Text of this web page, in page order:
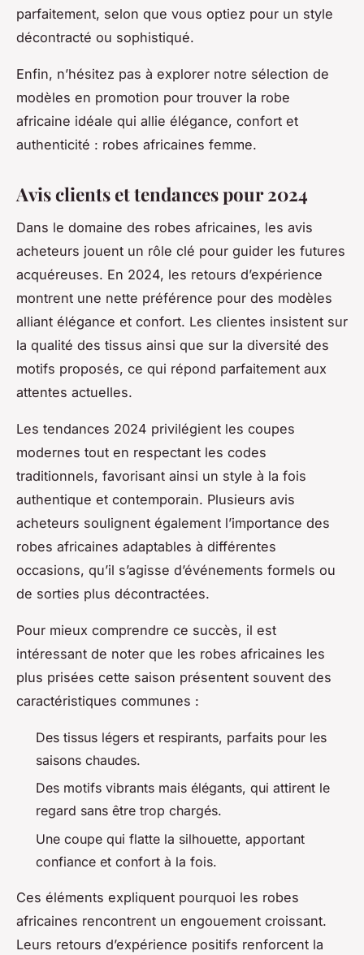
parfaitement, selon que vous optiez pour un style
décontracté ou sophistiqué.
Enfin, n’hésitez pas à explorer notre sélection de
modèles en promotion pour trouver la robe
africaine idéale qui allie élégance, confort et
authenticité : robes africaines femme.
Avis clients et tendances pour 2024
Dans le domaine des robes africaines, les avis
acheteurs jouent un rôle clé pour guider les futures
acquéreuses. En 2024, les retours d’expérience
montrent une nette préférence pour des modèles
alliant élégance et confort. Les clientes insistent sur
la qualité des tissus ainsi que sur la diversité des
motifs proposés, ce qui répond parfaitement aux
attentes actuelles.
Les tendances 2024 privilégient les coupes
modernes tout en respectant les codes
traditionnels, favorisant ainsi un style à la fois
authentique et contemporain. Plusieurs avis
acheteurs soulignent également l’importance des
robes africaines adaptables à différentes
occasions, qu’il s’agisse d’événements formels ou
de sorties plus décontractées.
Pour mieux comprendre ce succès, il est
intéressant de noter que les robes africaines les
plus prisées cette saison présentent souvent des
caractéristiques communes :
Des tissus légers et respirants, parfaits pour les
saisons chaudes.
Des motifs vibrants mais élégants, qui attirent le
regard sans être trop chargés.
Une coupe qui flatte la silhouette, apportant
confiance et confort à la fois.
Ces éléments expliquent pourquoi les robes
africaines rencontrent un engouement croissant.
Leurs retours d’expérience positifs renforcent la